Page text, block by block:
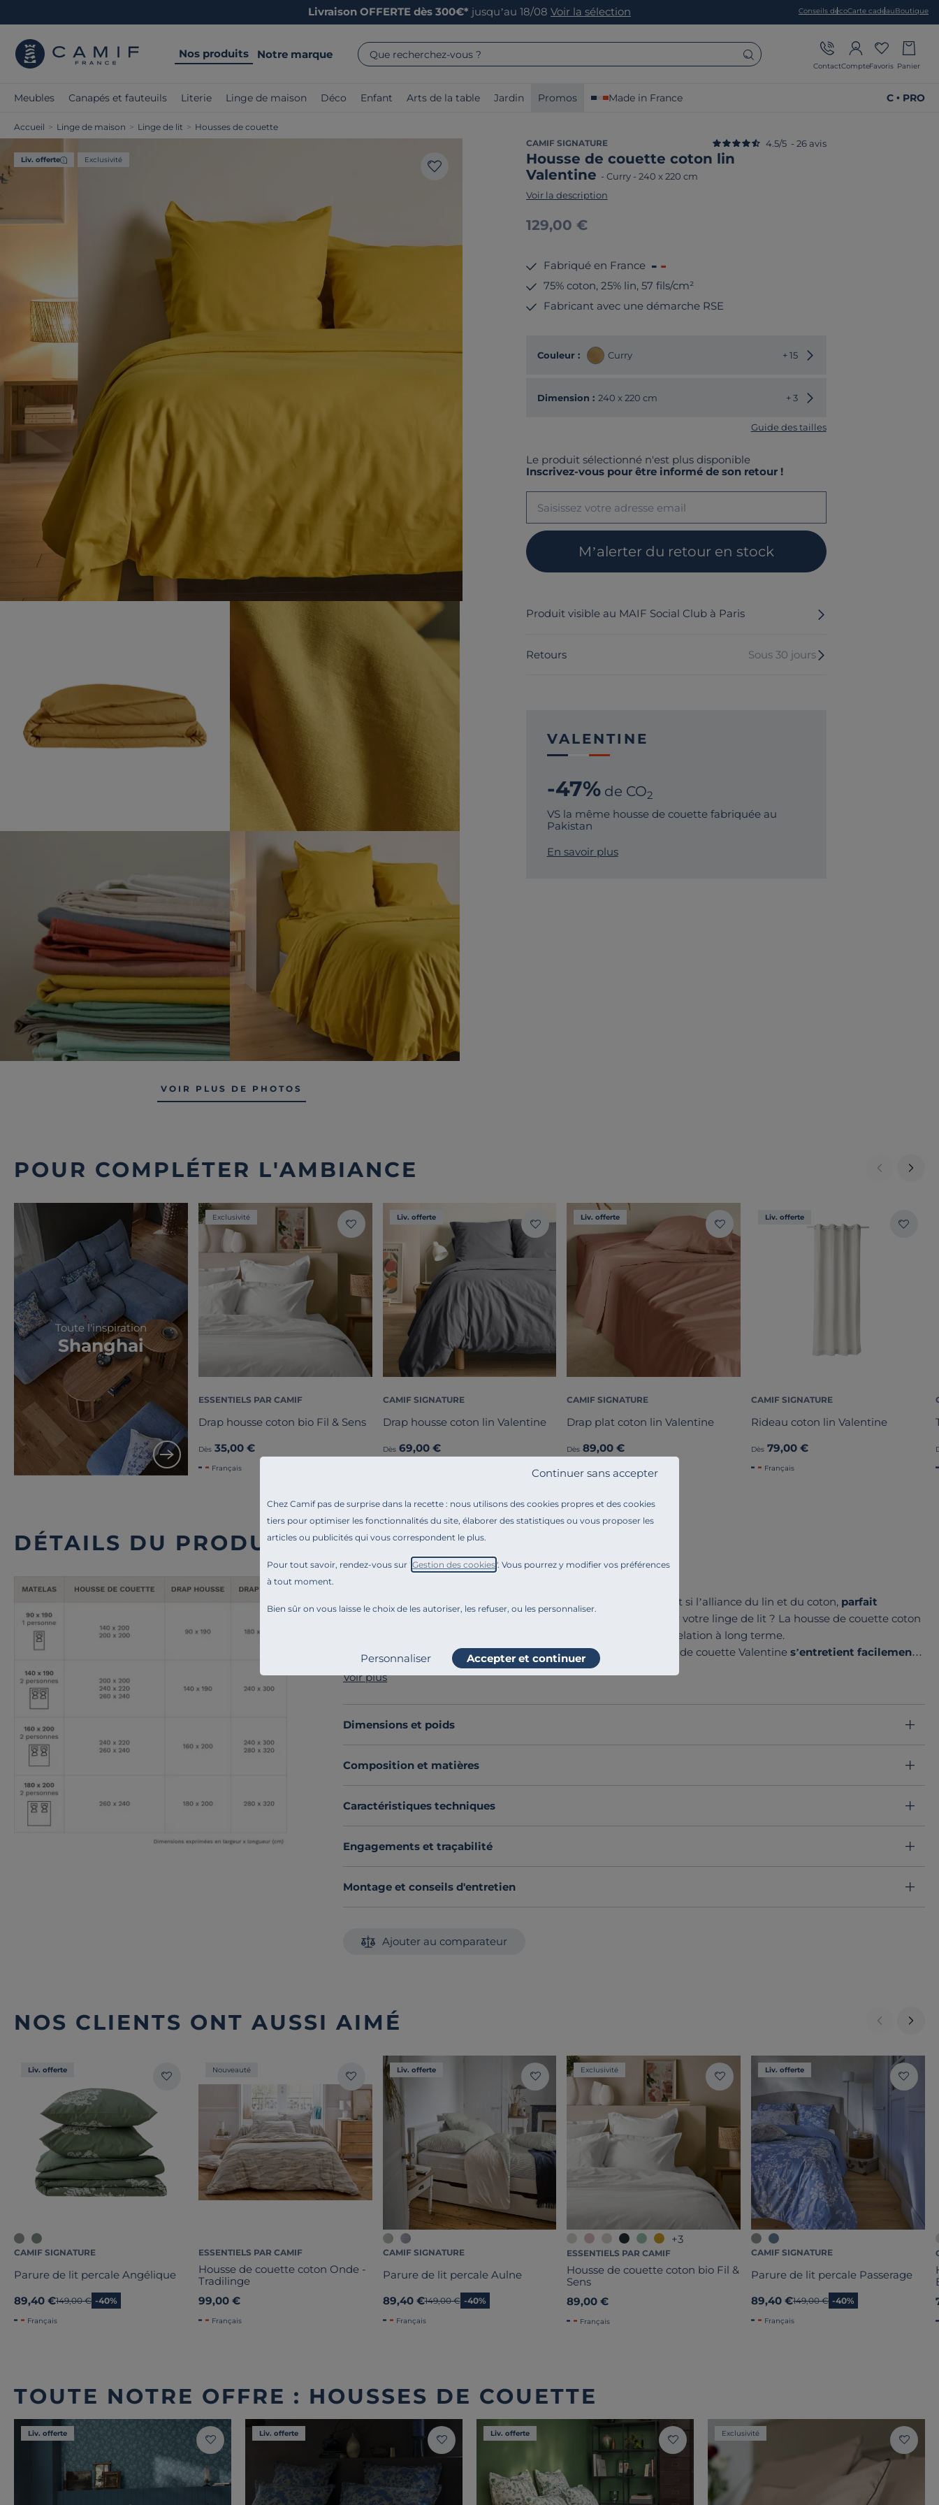
Chez Camif pas de surprise dans la recette : nous utilisons des cookies propres et des cookies
tiers pour optimiser les fonctionnalités du site, élaborer des statistiques ou vous proposer les
articles ou publicités qui vous correspondent le plus.
Pour tout savoir, rendez-vous sur " Gestion des cookies". Vous pourrez y modifier vos préférences
à tout moment.
Bien sûr on vous laisse le choix de les autoriser, les refuser, ou les personnaliser.
Continuer sans accepter
Personnaliser Accepter et continuer
Livraison OFFERTE dès 300€* jusqu’au 18/08 Voir la sélection Conseils décoCarte cadeauBoutique
Nos produits Notre marque Que recherchez-vous ?
ContactCompteFavoris Panier
Meubles Canapés et fauteuils Literie Linge de maison Déco Enfant Arts de la table Jardin Promos Made in France C • PRO
Accueil > Linge de maison > Linge de lit > Housses de couette
Liv. offerte Exclusivité
VOIR PLUS DE PHOTOS
CAMIF SIGNATURE
Housse de couette coton lin
Valentine - Curry- 240 x 220 cm
4.5/5 - 26 avis
Voir la description
129,00 €
Fabriqué en France
75% coton, 25% lin, 57 fils/cm²
Fabricant avec une démarche RSE
Couleur : Curry + 15 Choisir une autre couleur
Dimension : 240 x 220 cm + 3 Choisir une autre dimension
Guide des tailles
Le produit sélectionné n'est plus disponible
Inscrivez-vous pour être informé de son retour !
M’alerter du retour en stock
Produit visible au MAIF Social Club à Paris
Retours Sous 30 jours
VALENTINE
-47%de CO2
VS la même housse de couette fabriquée au
Pakistan
En savoir plus
POUR COMPLÉTER L'AMBIANCE
Toute l'inspiration
Shanghai
Exclusivité
ESSENTIELS PAR CAMIF
Drap housse coton bio Fil & Sens
Dès 35,00 €
Français
Liv. offerte
CAMIF SIGNATURE
Drap housse coton lin Valentine
Dès 69,00 €
Liv. offerte
CAMIF SIGNATURE
Drap plat coton lin Valentine
Dès 89,00 €
Liv. offerte
CAMIF SIGNATURE
Rideau coton lin Valentine
Dès 79,00 €
Français
DÉTAILS DU PRODUIT
Vous rêvez d’une histoire d’amour de haut vol avec vos draps ? Et si l’alliance du lin et du coton, parfait
, était la solution rêvée pour votre linge de lit ? La housse de couette coton
, vous offre cette relation à long terme.
Avec ses
75 % de coton et 25 % de lin, l’union parfaite, la housse de couette Valentines’entretient facilement
et se bonifie avec le temps en acquérant une douceur toujours plus grande.
Cette housse de couette est disponible dans une large palette de couleurs et s’adapte à tous vos goûts. Craquez
pour son aspect délicieusement froissé.
Découvrez toute notre sélection :
Voir plus
Dimensions et poids
Composition et matières
Caractéristiques techniques
Engagements et traçabilité
Montage et conseils d'entretien
Ajouter au comparateur
NOS CLIENTS ONT AUSSI AIMÉ
Liv. offerte
CAMIF SIGNATURE
Parure de lit percale Angélique
89,40 €Ancien prix
149,00 € -40%
Français
Nouveauté
ESSENTIELS PAR CAMIF
Housse de couette coton Onde -
Tradilinge
99,00 €
Français
Liv. offerte
CAMIF SIGNATURE
Parure de lit percale Aulne
89,40 €Ancien prix
149,00 € -40%
Français
Exclusivité
+3
ESSENTIELS PAR CAMIF
Housse de couette coton bio Fil &
Sens
89,00 €
Français
Liv. offerte
CAMIF SIGNATURE
Parure de lit percale Passerage
89,40 €Ancien prix
149,00 € -40%
Français
TOUTE NOTRE OFFRE : HOUSSES DE COUETTE
Liv. offerte Liv. offerte Liv. offerte Exclusivité